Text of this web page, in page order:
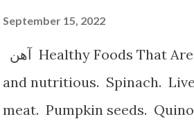
September 15, 2022
and nutritious. Spinach.
meat. Pumpkin seeds.